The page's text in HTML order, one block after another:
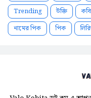
Trending
উক্তি
নামের পিক
পিক